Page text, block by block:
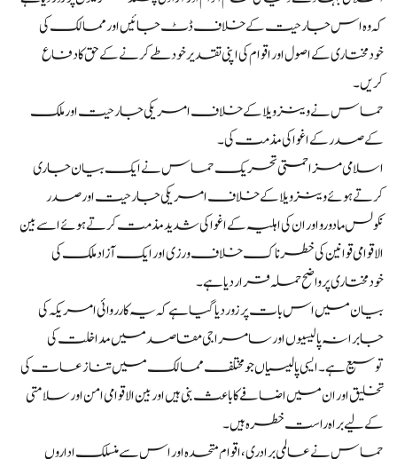
کہ وہ اس جارحیت کے خلاف ڈٹ جائیں اور ممالک کی
خودمختاری کے اصول اور اقوام کی اپنی تقدیر خود طے کرنے کے حق کا دفاع
کریں۔
حماس نے وینزویلا کے خلاف امریکی جارحیت اور ملک
کے صدر کے اغوا کی مذمت کی۔
اسلامی مزاحمتی تحریک حماس نے ایک بیان جاری
کرتے ہوئے وینزویلا کے خلاف امریکی جارحیت اور صدر
نکولس مادورو اور ان کی اہلیہ کے اغوا کی شدید مذمت کرتے ہوئے اسے بین
الاقوامی قوانین کی خطرناک خلاف ورزی اور ایک آزاد ملک کی
خودمختاری پر واضح حملہ قرار دیا ہے۔
بیان میں اس بات پر زور دیا گیا ہے کہ یہ کارروائی امریکہ کی
جابرانہ پالیسیوں اور سامراجی مقاصد میں مداخلت کی
توسیع ہے۔ ایسی پالیسیاں جو مختلف ممالک میں تنازعات کی
تخلیق اور ان میں اضافے کا باعث بنی ہیں اور بین الاقوامی امن اور سلامتی
کے لیے براہ راست خطرہ ہیں۔
حماس نے عالمی برادری، اقوام متحدہ اور اس سے منسلک اداروں